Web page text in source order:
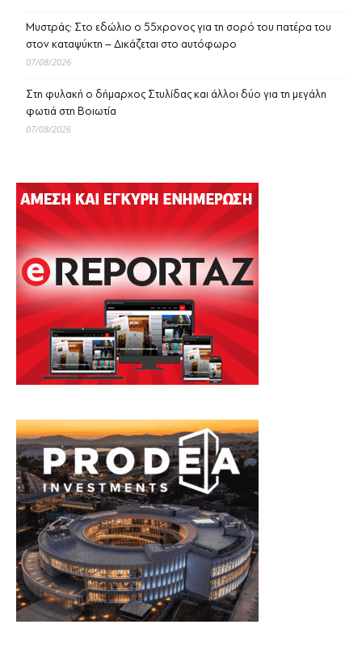
Μυστράς: Στο εδώλιο ο 55χρονος για τη σορό του πατέρα του
στον καταψύκτη – Δικάζεται στο αυτόφωρο
07/08/2026
Στη φυλακή ο δήμαρχος Στυλίδας και άλλοι δύο για τη μεγάλη
φωτιά στη Βοιωτία
07/08/2026